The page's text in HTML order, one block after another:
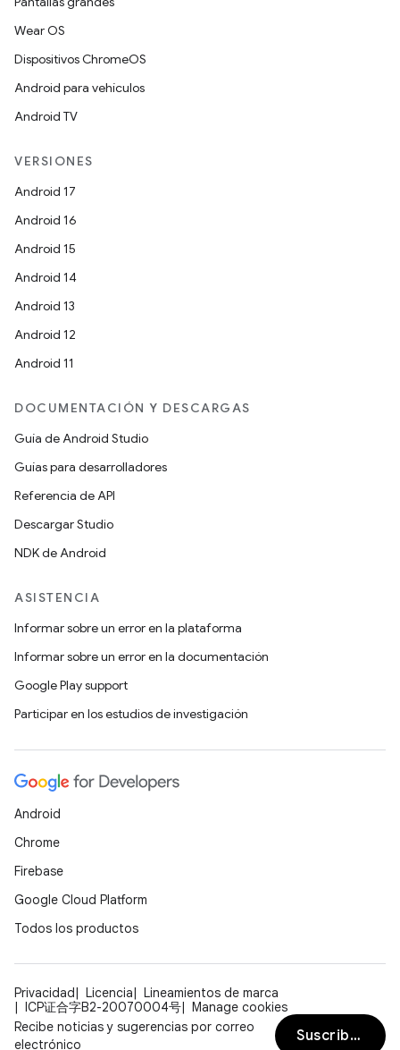
Wear OS
Dispositivos ChromeOS
Android para vehículos
Android TV
VERSIONES
Android 17
Android 16
Android 15
Android 14
Android 13
Android 12
Android 11
DOCUMENTACIÓN Y DESCARGAS
Guía de Android Studio
Guías para desarrolladores
Referencia de API
Descargar Studio
NDK de Android
ASISTENCIA
Informar sobre un error en la plataforma
Informar sobre un error en la documentación
Google Play support
Participar en los estudios de investigación
Android
Chrome
Firebase
Google Cloud Platform
Todos los productos
Privacidad Licencia
Lineamientos de marca
ICP证合字B2-20070004号
Manage cookies
Recibe noticias y sugerencias por correo
electrónico
Suscribirse